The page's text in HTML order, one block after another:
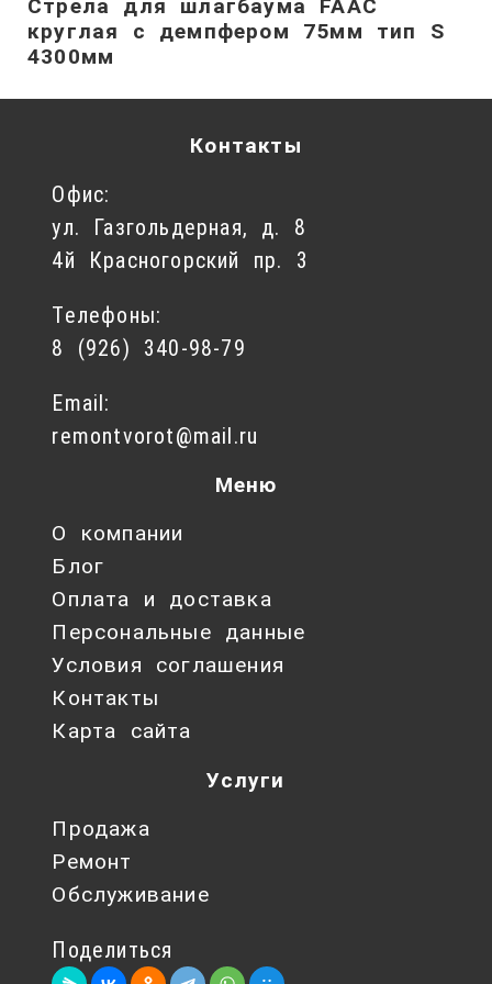
Стрела для шлагбаума FAAC
круглая с демпфером 75мм тип S
4300мм
Контакты
Офис:
ул. Газгольдерная, д. 8
4й Красногорский пр. 3
Телефоны:
8 (926) 340-98-79
Email:
remontvorot@mail.ru
Меню
О компании
Блог
Оплата и доставка
Персональные данные
Условия соглашения
Контакты
Карта сайта
Услуги
Продажа
Ремонт
Обслуживание
Поделиться